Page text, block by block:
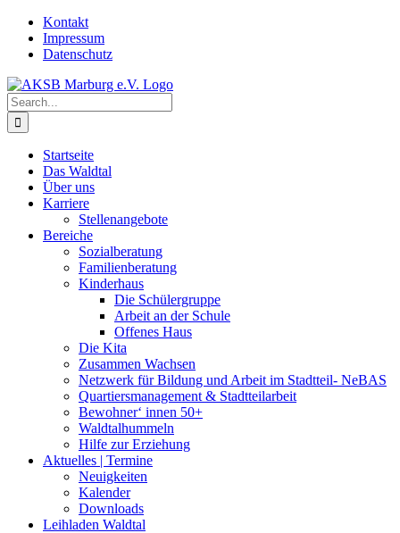
Skip
content
Kontakt
Impressum
Datenschutz
Search
for:
Startseite
Das Waldtal
Über uns
Karriere
Stellenangebote
Bereiche
Sozialberatung
Familienberatung
Kinderhaus
Die Schülergruppe
Arbeit an der Schule
Offenes Haus
Die Kita
Zusammen Wachsen
Netzwerk für Bildung und Arbeit im Stadtteil- NeBAS
Quartiersmanagement & Stadtteilarbeit
Bewohner‘ innen 50+
Waldtalhummeln
Hilfe zur Erziehung
Aktuelles | Termine
Neuigkeiten
Kalender
Downloads
Leihladen Waldtal